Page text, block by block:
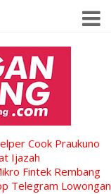
Cook Praukuno
Ijazah
Fintek Rembang
Telegram Lowongan